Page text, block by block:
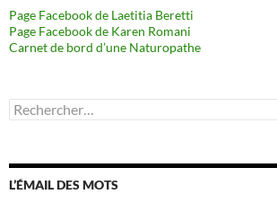
Page Facebook de Laetitia Beretti
Page Facebook de Karen Romani
Carnet de bord d’une Naturopathe
Rechercher :
L’ÉMAIL DES MOTS